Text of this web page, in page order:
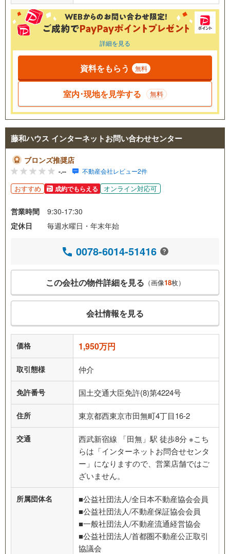
詳細を見る
資料をもらう 無料
室内･現地を見学する 無料
藤和ハウス インターネットお問い合わせセンター
ブロンズ推奨店
-.-- 不動産会社レビュー2件
おすすめ 成約でもらえる オンライン対応可
営業時間
9:30-17:30
定休日
毎週水曜日・年末年始
0078-6014-51416
この会社の物件詳細を見る （画像18枚）
会社情報を見る
価格 1,950万円
取引態様 仲介
免許番号 国土交通大臣免許(8)第4224号
住所 東京都西東京市田無町4丁目16-2
交通
西武新宿線 「田無」駅 徒歩8分 ※こち
らは「インターネットお問合せセンタ
ー」になりますので、営業店舗ではご
ざいません。
所属団体名
■公益社団法人/全日本不動産協会会員
■公益社団法人/不動産保証協会会員
■一般社団法人/不動産流通経営協会
■公益社団法人/首都圏不動産公正取引
協議会